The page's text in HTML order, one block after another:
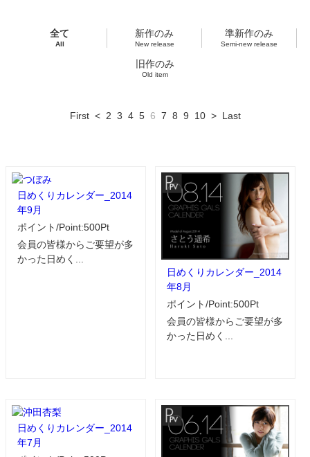
全て
All
新作のみ
New release
準新作のみ
Semi-new release
旧作のみ
Old item
First < 2 3 4 5 6 7 8 9 10 > Last
日めくりカレンダー_2014
年9月
ポイント/Point:500Pt
会員の皆様からご要望が多
かった日めく...
日めくりカレンダー_2014
年8月
ポイント/Point:500Pt
会員の皆様からご要望が多
かった日めく...
日めくりカレンダー_2014
年7月